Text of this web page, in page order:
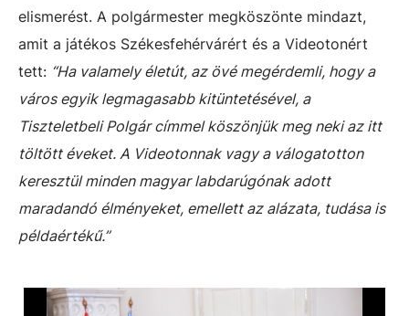
elismerést. A polgármester megköszönte mindazt,
amit a játékos Székesfehérvárért és a Videotonért
tett: “Ha valamely életút, az övé megérdemli, hogy a
város egyik legmagasabb kitüntetésével, a
Tiszteletbeli Polgár címmel köszönjük meg neki az itt
töltött éveket. A Videotonnak vagy a válogatotton
keresztül minden magyar labdarúgónak adott
maradandó élményeket, emellett az alázata, tudása is
példaértékű.”